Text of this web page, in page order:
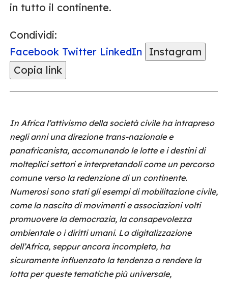
in tutto il continente.
Condividi:
Facebook Twitter LinkedIn
Instagram
Copia link
In Africa l’attivismo della società civile ha intrapreso
negli anni una direzione trans-nazionale e
panafricanista, accomunando le lotte e i destini di
molteplici settori e interpretandoli come un percorso
comune verso la redenzione di un continente.
Numerosi sono stati gli esempi di mobilitazione civile,
come la nascita di movimenti e associazioni volti
promuovere la democrazia, la consapevolezza
ambientale o i diritti umani. La digitalizzazione
dell’Africa, seppur ancora incompleta, ha
sicuramente influenzato la tendenza a rendere la
lotta per queste tematiche più universale,